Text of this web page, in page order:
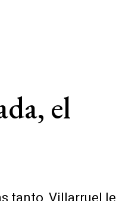
el
tanto, Villarruel le